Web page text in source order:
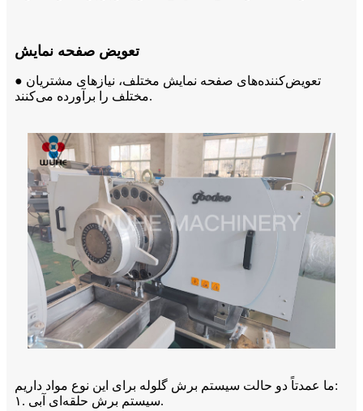
تعویض صفحه نمایش
● تعویض‌کننده‌های صفحه نمایش مختلف، نیازهای مشتریان
مختلف را برآورده می‌کنند.
ما عمدتاً دو حالت سیستم برش گلوله برای این نوع مواد داریم:
۱. سیستم برش حلقه‌ای آبی.